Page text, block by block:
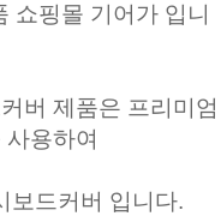
쇼핑몰 기어가 입니
버 제품은 프리미엄
용하여
보드커버 입니다.